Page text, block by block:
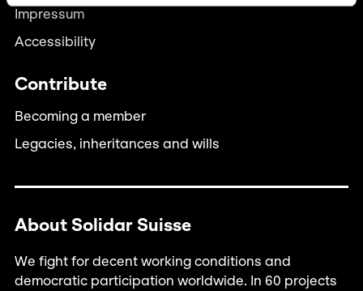
Impressum
Accessibility
Contribute
Becoming a member
Legacies, inheritances and wills
About Solidar Suisse
We fight for decent working conditions and
democratic participation worldwide. In 60 projects